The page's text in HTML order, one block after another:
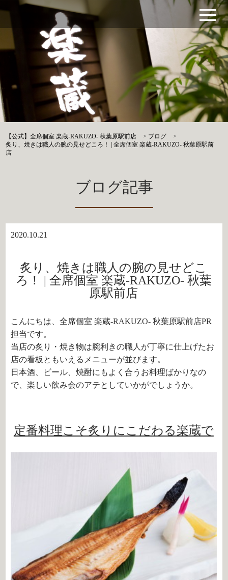
【公式】全席個室 楽蔵‐RAKUZO‐ 秋葉原駅前店 > ブログ
>
炙り、焼きは職人の腕の見せどころ！ | 全席個室 楽蔵‐RAKUZO‐ 秋葉原駅前
店
ブログ記事
2020.10.21
炙り、焼きは職人の腕の見せどこ
ろ！ | 全席個室 楽蔵‐RAKUZO‐ 秋葉
原駅前店
こんにちは、全席個室 楽蔵‐RAKUZO‐ 秋葉原駅前店PR
担当です。
当店の炙り・焼き物は腕利きの職人が丁寧に仕上げたお
店の看板ともいえるメニューが並びます。
日本酒、ビール、焼酎にもよく合うお料理ばかりなの
で、楽しい飲み会のアテとしていかがでしょうか。
定番料理こそ炙りにこだわる楽蔵で